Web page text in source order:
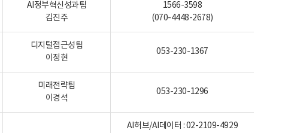
AI정부혁신성과팀
김진주
1566-3598
(070-4448-2678)
디지털접근성팀
이정현
053-230-1367
미래전략팀
이경석
053-230-1296
AI허브/AI데이터 : 02-2109-4929